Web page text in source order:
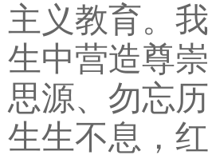
主义教育。
生中营造尊
思源、勿忘
生生不息，